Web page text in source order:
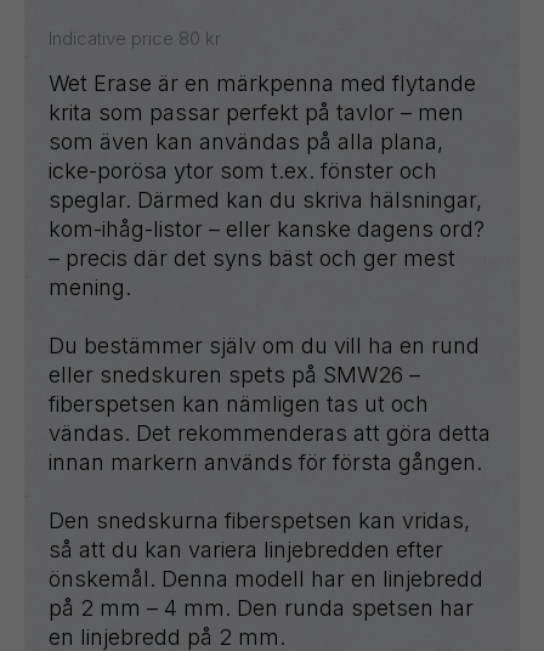
Indicative price 80 kr
Wet Erase är en märkpenna med flytande
krita som passar perfekt på tavlor – men
som även kan användas på alla plana,
icke-porösa ytor som t.ex. fönster och
speglar. Därmed kan du skriva hälsningar,
kom-ihåg-listor – eller kanske dagens ord?
– precis där det syns bäst och ger mest
mening.
Du bestämmer själv om du vill ha en rund
eller snedskuren spets på SMW26 –
fiberspetsen kan nämligen tas ut och
vändas. Det rekommenderas att göra detta
innan markern används för första gången.
Den snedskurna fiberspetsen kan vridas,
så att du kan variera linjebredden efter
önskemål. Denna modell har en linjebredd
på 2 mm – 4 mm. Den runda spetsen har
en linjebredd på 2 mm.